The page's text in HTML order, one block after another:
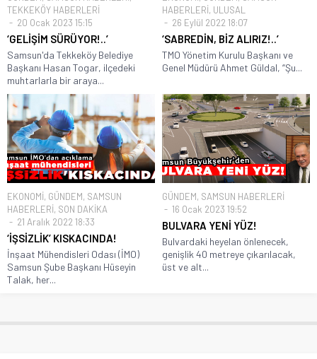
TEKKEKÖY HABERLERİ
20 Ocak 2023 15:15
‘GELİŞİM SÜRÜYOR!..’
Samsun'da Tekkeköy Belediye
Başkanı Hasan Togar, ilçedeki
muhtarlarla bir araya...
HABERLERİ, ULUSAL
26 Eylül 2022 18:07
‘SABREDİN, BİZ ALIRIZ!..’
TMO Yönetim Kurulu Başkanı ve
Genel Müdürü Ahmet Güldal, “Şu...
EKONOMİ, GÜNDEM, SAMSUN
HABERLERİ, SON DAKİKA
21 Aralık 2022 18:33
‘İŞSİZLİK’ KISKACINDA!
İnşaat Mühendisleri Odası (İMO)
Samsun Şube Başkanı Hüseyin
Talak, her...
GÜNDEM, SAMSUN HABERLERİ
16 Ocak 2023 19:52
BULVARA YENİ YÜZ!
Bulvardaki heyelan önlenecek,
genişlik 40 metreye çıkarılacak,
üst ve alt...